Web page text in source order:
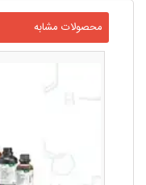
محصولات مشابه